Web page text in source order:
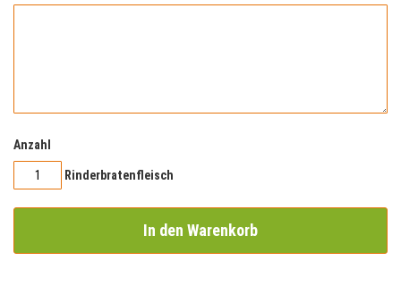
Anzahl
Rinderbratenfleisch
In den Warenkorb